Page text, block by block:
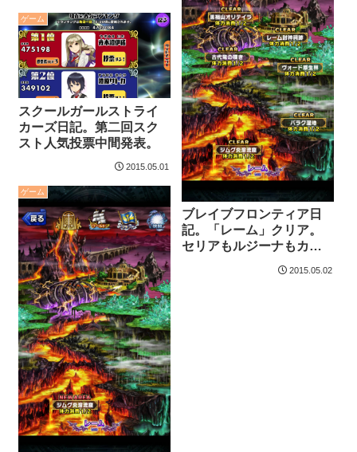
ブレイブフロンティア日
記。「レーム」クリア。
セリアもルジーナもカッ
2015.05.02
ゲーム
スクールガールストライ
カーズ日記。第二回スク
スト人気投票中間発表。
2015.05.01
ゲーム